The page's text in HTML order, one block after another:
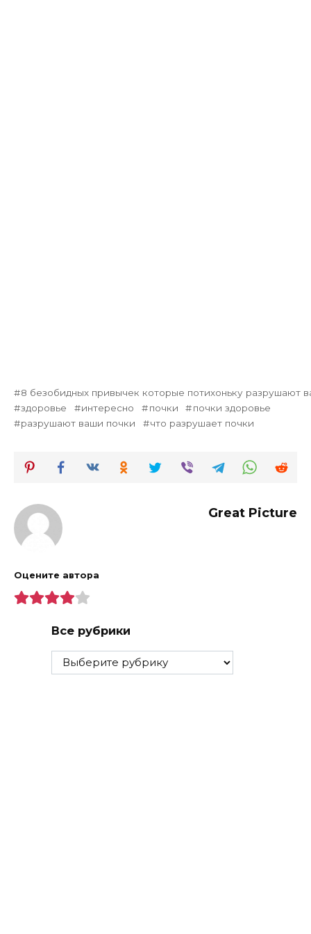
8 безобидных привычек которые потихоньку разрушают
здоровье
интересно почки
почки здоровье
разрушают ваши почки
что разрушает почки
Great Picture
Оцените автора
Все рубрики
Все
рубрики